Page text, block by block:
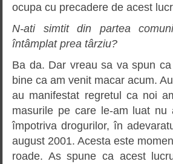
ocupa cu precadere de acest
N-ati simtit din partea
întâmplat prea târziu?
Ba da. Dar vreau sa va spun
bine ca am venit macar acum.
au manifestat regretul ca noi
masurile pe care le-am luat
împotriva drogurilor, în
august 2001. Acesta este
roade. As spune ca acest